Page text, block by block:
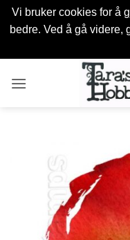
Vi bruker cookies for å
bedre. Ved å gå videre,